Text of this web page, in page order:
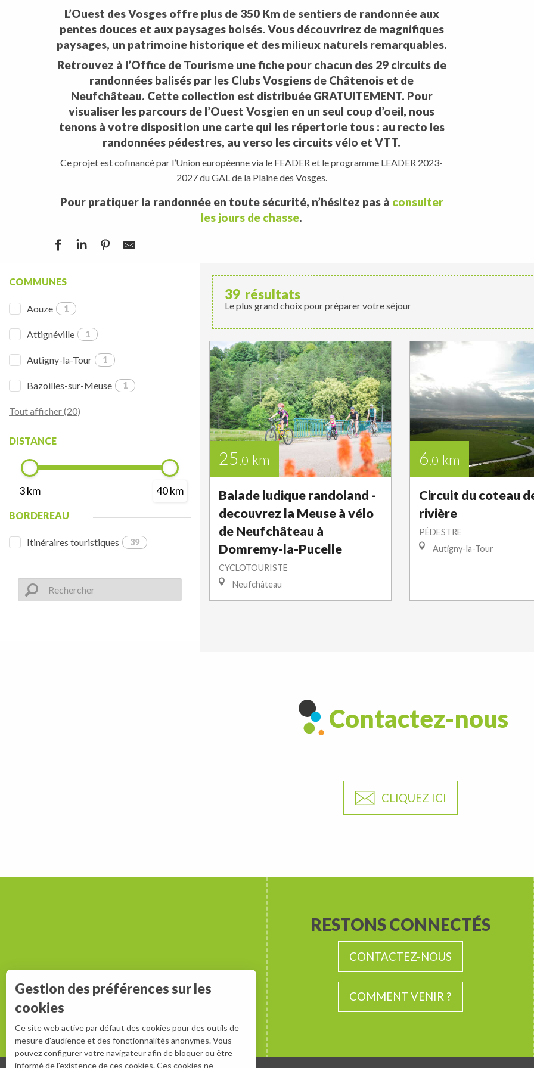
L’Ouest des Vosges offre plus de 350 Km de sentiers de randonnée aux
pentes douces et aux paysages boisés. Vous découvrirez de magnifiques
paysages, un patrimoine historique et des milieux naturels remarquables.
Retrouvez à l’Office de Tourisme une fiche pour chacun des 29 circuits de
randonnées balisés par les Clubs Vosgiens de Châtenois et de
Neufchâteau. Cette collection est distribuée GRATUITEMENT. Pour
visualiser les parcours de l’Ouest Vosgien en un seul coup d’oeil, nous
tenons à votre disposition une carte qui les répertorie tous : au recto les
randonnées pédestres, au verso les circuits vélo et VTT.
Ce projet est cofinancé par l’Union européenne via le FEADER et le programme LEADER 2023-
2027 du GAL de la Plaine des Vosges.
Pour pratiquer la randonnée en toute sécurité, n’hésitez pas à consulter
les jours de chasse.
COMMUNES
Aouze 1
Attignéville 1
Autigny-la-Tour 1
Bazoilles-sur-Meuse 1
Tout afficher (20)
DISTANCE
3 km 40 km
BORDEREAU
Itinéraires touristiques 39
39 résultats
Le plus grand choix pour préparer votre séjour
25,0 km
Balade ludique randoland -
decouvrez la Meuse à vélo
de Neufchâteau à
Domremy-la-Pucelle
CYCLOTOURISTE
Neufchâteau
6,0 km
Circuit du coteau
rivière
PÉDESTRE
Autigny-la-Tour
Contactez-nous
CLIQUEZ ICI
RESTONS CONNECTÉS
CONTACTEZ-NOUS
COMMENT VENIR ?
Gestion des préférences sur les
cookies
Ce site web active par défaut des cookies pour des outils de
mesure d'audience et des fonctionnalités anonymes. Vous
pouvez configurer votre navigateur afin de bloquer ou être
informé de l'existence de ces cookies. Ces cookies ne